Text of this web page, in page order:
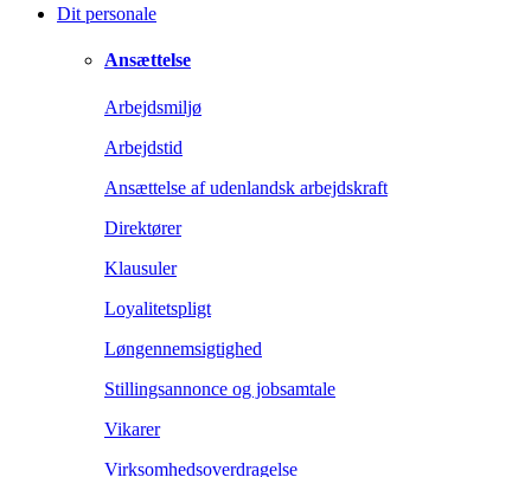
Dit personale
Ansættelse
Arbejdsmiljø
Arbejdstid
Ansættelse af udenlandsk arbejdskraft
Direktører
Klausuler
Loyalitetspligt
Løngennemsigtighed
Stillingsannonce og jobsamtale
Vikarer
Virksomhedsoverdragelse